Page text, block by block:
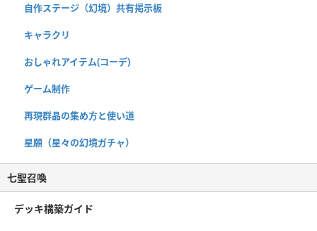
自作ステージ（幻境）共有掲示板
キャラクリ
おしゃれアイテム(コーデ)
ゲーム制作
再現群晶の集め方と使い道
星願（星々の幻境ガチャ）
七聖召喚
デッキ構築ガイド